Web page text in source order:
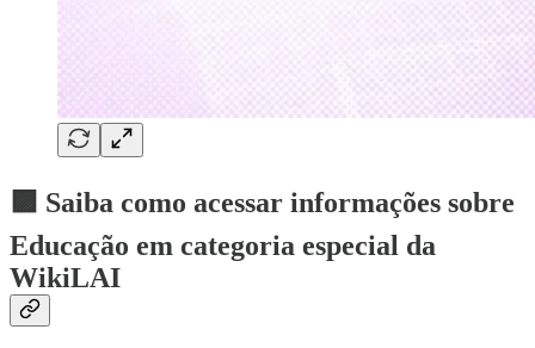
🟪 Saiba como acessar informações sobre
Educação em categoria especial da
WikiLAI